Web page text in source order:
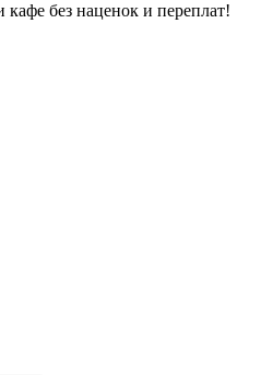
кафе без наценок и переплат!